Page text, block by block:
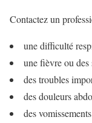
Contactez un
une difficulté
une fièvre ou des
des troubles
des douleurs
des